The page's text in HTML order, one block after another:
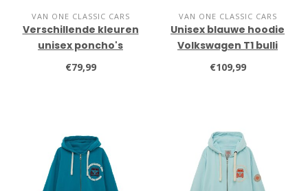
VAN ONE CLASSIC CARS
Verschillende kleuren
unisex poncho's
€79,99
VAN ONE CLASSIC CARS
Unisex blauwe hoodie
Volkswagen T1 bulli
€109,99